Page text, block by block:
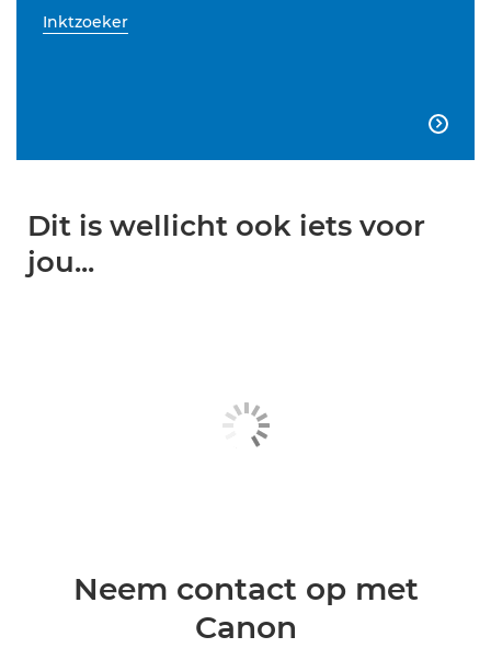
Inktzoeker

Dit is wellicht ook iets voor
jou...
Neem contact op met
Canon